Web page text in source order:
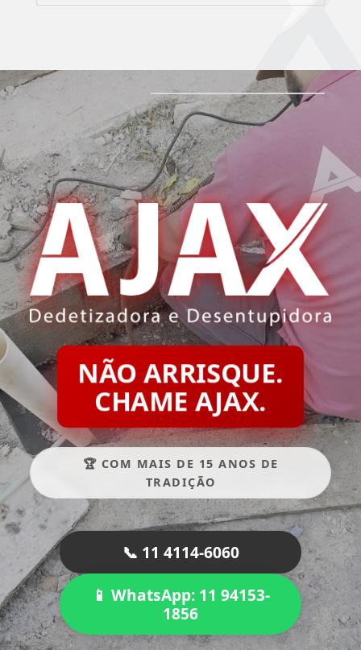
NÃO ARRISQUE.
CHAME AJAX.
🏆 COM MAIS DE 15 ANOS DE
TRADIÇÃO
📞 11 4114-6060
📱 WhatsApp: 11 94153-
1856